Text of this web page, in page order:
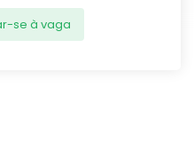
se à vaga